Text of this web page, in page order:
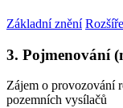
Základní znění
3. Pojmenování
Zájem o provozování
pozemních vysílačů